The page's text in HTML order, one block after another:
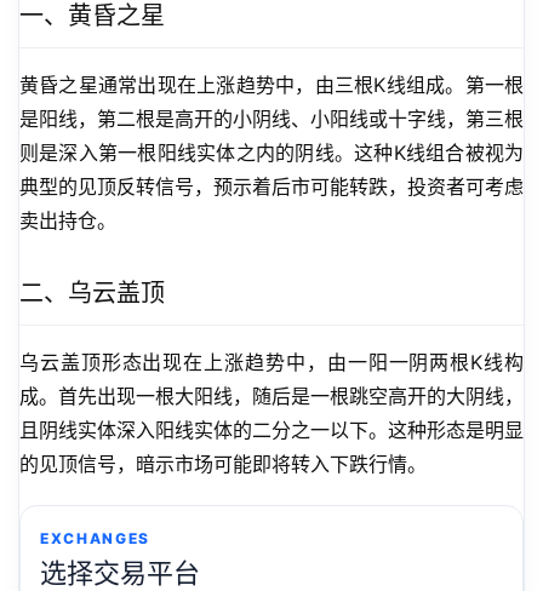
一、黄昏之星
黄昏之星通常出现在上涨趋势中，由三根K线组成。第一根
是阳线，第二根是高开的小阴线、小阳线或十字线，第三根
则是深入第一根阳线实体之内的阴线。这种K线组合被视为
典型的见顶反转信号，预示着后市可能转跌，投资者可考虑
卖出持仓。
二、乌云盖顶
乌云盖顶形态出现在上涨趋势中，由一阳一阴两根K线构
成。首先出现一根大阳线，随后是一根跳空高开的大阴线，
且阴线实体深入阳线实体的二分之一以下。这种形态是明显
的见顶信号，暗示市场可能即将转入下跌行情。
EXCHANGES
选择交易平台